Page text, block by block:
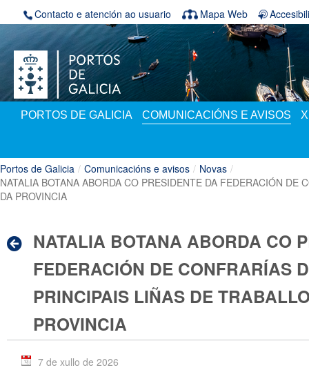
Volver ao contido
Contacto e atención ao usuario Mapa Web
PORTOS DE GALICIA COMUNICACIÓNS E AVISOS
Portos de Galicia / Comunicacións e avisos / Novas /
NATALIA BOTANA ABORDA CO PRESIDENTE DA FEDERACIÓN
DA PROVINCIA
NATALIA BOTANA ABORDA CO
FEDERACIÓN DE CONFRARÍAS
PRINCIPAIS LIÑAS DE
PROVINCIA
7 de xullo de 2026